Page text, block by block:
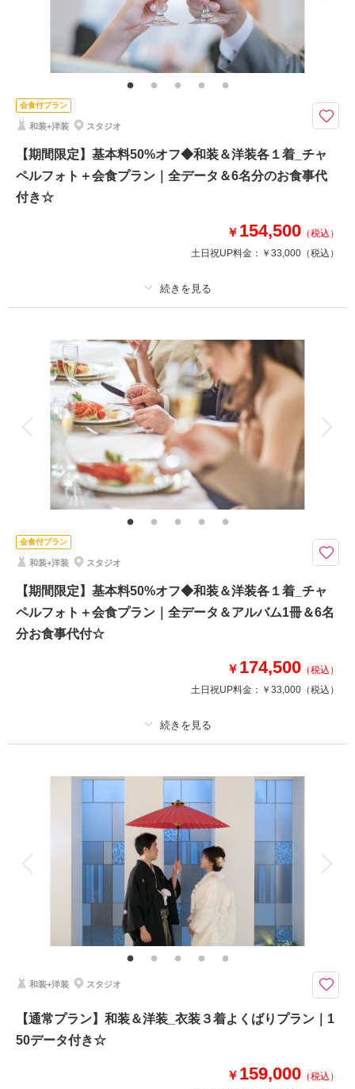
家族用衣装レンタル
その他含むもの
小物一式(ネックレス・イヤリング・ベール・グローブ・ヘッドパーツ)、会
食会場利用料金、6名様分お食事、チャペル装花、スマホ撮影OK、撮影アイ
テム持ち込みOK、撮影中の専任アテンド
【2026年9月までの撮影限定】基本料金50%OFF・平日試着で衣装ランクア
ップ50%OFF
フォトウェディングの後に提携会場でお食事を♪
ケーキや、記念品贈呈などのセレモニーも可能です！
撮影料149,000円→74,500円
このプランで撮影可能な撮影レポート
相談予約する
来店・オンライン
撮影日の空き
会食付プラン
和装+洋装 スタジオ
【期間限定】基本料50%オフ◆和装＆洋装各１着_チャ
ペルフォト＋会食プラン｜全データ＆6名分のお食事代
付き☆
￥ 154,500 （税込）
土日祝UP料金： ￥33,000 （税込）
撮影料 新婦衣装2着 新郎衣装2着
着付け ヘアメイク 小物一式
アルバム データ 100 カット 台紙付写真
衣装追加 会食
家族と撮影 家族用衣装レンタル ペットと撮影
その他含むもの
和装小物一式(懐剣・筥迫・末広・抱帯・帯締め・帯揚げ・草履・髪飾り)、
小物一式(ネックレス・イヤリング・ベール・グローブ・ヘッドパーツ)、会
食会場利用料金、6名分のお食事、チャペル装花、スマホ撮影OK、撮影アイ
テム持込OK、専任アテンド
【2026年9月までの撮影限定】基本料金50%OFF・平日試着で衣装ランクア
ップ50%OFF
フォトウェディングの後に提携会場でお食事を♪
ケーキや、記念品贈呈などのセレモニーも可能です！
会食付プラン
和装+洋装 スタジオ
【期間限定】基本料50%オフ◆和装＆洋装各１着_チャ
ペルフォト＋会食プラン｜全データ＆アルバム1冊＆6名
分お食事代付☆
￥ 174,500 （税込）
土日祝UP料金： ￥33,000 （税込）
新婦衣装2着 新郎衣装2着
ヘアメイク 小物一式
データ 100 カット
挙式
家族用衣装レンタル
その他含むもの
和装小物一式(懐剣・筥迫・末広・抱帯・帯締め・帯揚げ・草履・髪飾り)、
小物一式(ネックレス・イヤリング・ベール・グローブ・ヘッドパーツ)、会
食会場利用料金、6名分のお食事、チャペル装花、スマホ撮影OK、撮影アイ
ップ50%OFF
フォトウェディングの後に提携会場でお食事♪
和装+洋装 スタジオ
【通常プラン】和装＆洋装_衣装３着よくばりプラン｜1
50データ付き☆
￥ 159,000 （税込）